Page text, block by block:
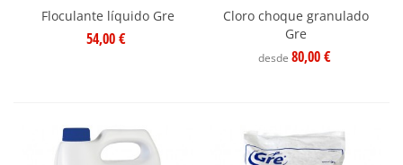
Floculante líquido Gre
54,00 €
Cloro choque granulado
Gre
desde 80,00 €